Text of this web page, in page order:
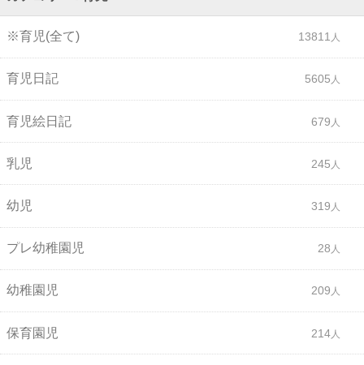
※育児(全て) 13811
育児日記 5605
育児絵日記 679
乳児 245
幼児 319
プレ幼稚園児 28
幼稚園児 209
保育園児 214